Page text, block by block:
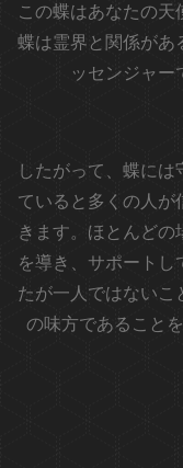
この蝶はあなたの天
蝶は霊界と関係があ
ッセンジャー
したがって、蝶に
ていると多くの人が
きます。ほとんど
を導き、サポートし
たが一人ではないこ
の味方であること